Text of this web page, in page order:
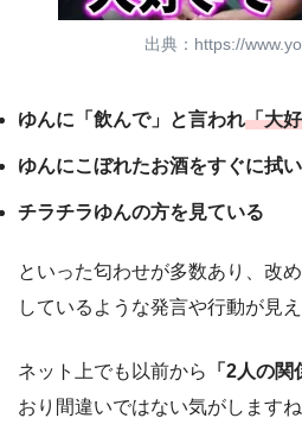
出典：https://
ゆんに「飲んで」と言われ「大
ゆんにこぼれたお酒をすぐに拭
チラチラゆんの方を見ている
といった匂わせが多数あり、改
しているような発言や行動が見え
ネット上でも以前から 「2人の関
おり間違いではない気がしますね